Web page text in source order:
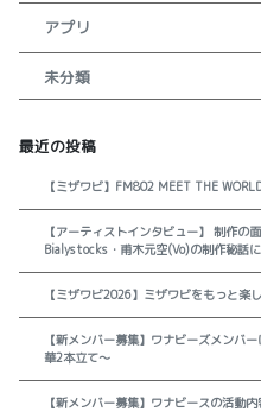
アプリ
未分類
最近の投稿
【ミザワビ】FM802 MEET THE
【アーティストインタビュー】 制作の
Bialystocks・甫木元空(Vo)の制作秘話に
【ミザワビ2026】ミザワビをもっと楽
【新メンバー募集】ワナビーズメンバ
華2本立て～
【新メンバー募集】ワナビースの活動